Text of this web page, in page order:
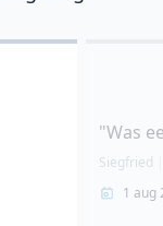
"Was
Siegfried
1 aug